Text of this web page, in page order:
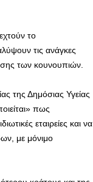
το
τις ανάγκες
των κουνουπιών.
της Δημόσιας Υγείας
πως
εταιρείες και να
με μόνιμο